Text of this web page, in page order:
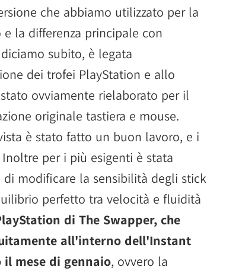
che abbiamo utilizzato per la
la differenza principale con
subito, è legata
dei trofei PlayStation e allo
ovviamente rielaborato per il
originale tastiera e mouse.
è stato fatto un buon lavoro, e i
per i più esigenti è stata
modificare la sensibilità degli stick
perfetto tra velocità e fluidità
di The Swapper, che
all'interno dell'Instant
mese di gennaio, ovvero la